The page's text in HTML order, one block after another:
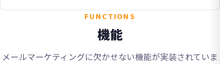
FUNCTIONS
機能
メールマーケティングに欠かせない機能が実装されていま